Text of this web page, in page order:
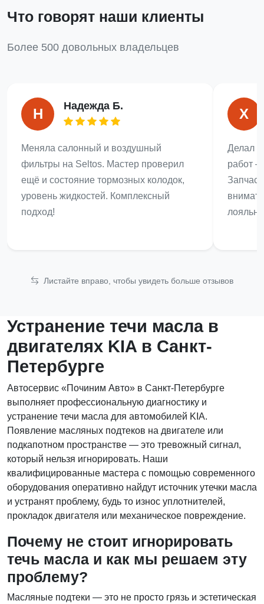
Что говорят наши клиенты
Более 500 довольных владельцев
Н
Надежда Б.
Меняла салонный и воздушный
фильтры на Seltos. Мастер проверил
ещё и состояние тормозных колодок,
уровень жидкостей. Комплексный
подход!
Х
Делал
работ
Листайте вправо, чтобы увидеть больше отзывов
Устранение течи масла в
двигателях KIA в Санкт-
Петербурге
Автосервис «Починим Авто» в Санкт-Петербурге
выполняет профессиональную диагностику и
устранение течи масла для автомобилей KIA.
Появление масляных подтеков на двигателе или
подкапотном пространстве — это тревожный сигнал,
который нельзя игнорировать. Наши
квалифицированные мастера с помощью современного
оборудования оперативно найдут источник утечки масла
и устранят проблему, будь то износ уплотнителей,
прокладок двигателя или механическое повреждение.
Почему не стоит игнорировать
течь масла и как мы решаем эту
проблему?
Масляные подтеки — это не просто грязь и эстетическая